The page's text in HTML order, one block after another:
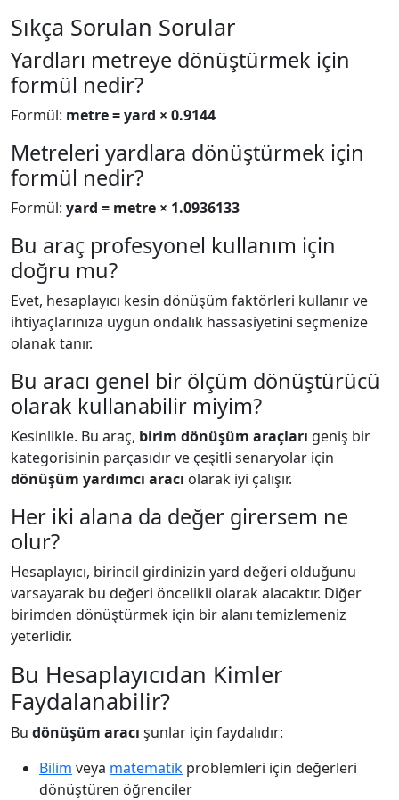
Sıkça Sorulan Sorular
Yardları metreye dönüştürmek için
formül nedir?
Formül: metre = yard × 0.9144
Metreleri yardlara dönüştürmek için
formül nedir?
Formül: yard = metre × 1.0936133
Bu araç profesyonel kullanım için
doğru mu?
Evet, hesaplayıcı kesin dönüşüm faktörleri kullanır ve
ihtiyaçlarınıza uygun ondalık hassasiyetini seçmenize
olanak tanır.
Bu aracı genel bir ölçüm dönüştürücü
olarak kullanabilir miyim?
Kesinlikle. Bu araç, birim dönüşüm araçları geniş bir
kategorisinin parçasıdır ve çeşitli senaryolar için
dönüşüm yardımcı aracı olarak iyi çalışır.
Her iki alana da değer girersem ne
olur?
Hesaplayıcı, birincil girdinizin yard değeri olduğunu
varsayarak bu değeri öncelikli olarak alacaktır. Diğer
birimden dönüştürmek için bir alanı temizlemeniz
yeterlidir.
Bu Hesaplayıcıdan Kimler
Faydalanabilir?
Bu dönüşüm aracı şunlar için faydalıdır:
Bilim veya matematik problemleri için değerleri
dönüştüren öğrenciler